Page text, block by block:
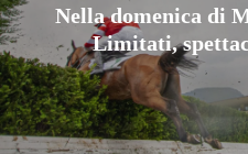
Nella domenica di
Limitati,